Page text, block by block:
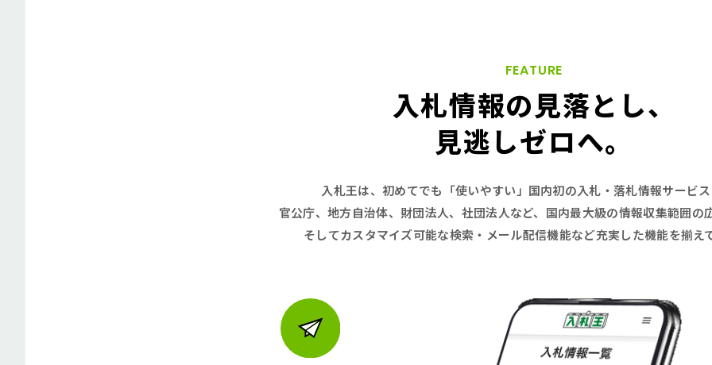
FEATURE
入札情報の見落とし、
見逃しゼロへ。
入札王は、初めてでも「使いやすい」国内初の入札・落札情報サービ
官公庁、地方自治体、財団法人、社団法人など、国内最大級の情報収集範囲の
そしてカスタマイズ可能な検索・メール配信機能など充実した機能を揃え